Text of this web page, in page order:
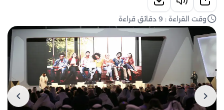
وقت القراءة : 9 دقائق قراءة